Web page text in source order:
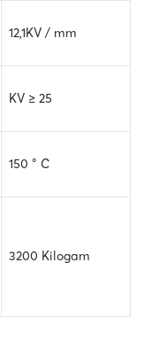
12,1KV / mm
KV ≥ 25
150 ° C
3200 Kilogam